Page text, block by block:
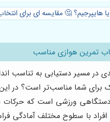
هایپرجیم؟ 🤔 مقایسه ای برای
تمرین هوازی مناسب
مسیر دستیابی به تناسب
برای شما مناسب‌تر است؟ در
دستگاهی ورزشی است که
افراد با سطوح مختلف